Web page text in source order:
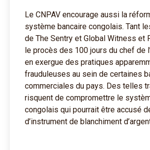
Le CNPAV encourage aussi la
système bancaire congolais. Tant
de The Sentry et Global Witness et
le procès des 100 jours du chef de
en exergue des pratiques
frauduleuses au sein de certaines
commerciales du pays. Des telles
risquent de compromettre le
congolais qui pourrait être accusé
d’instrument de blanchiment